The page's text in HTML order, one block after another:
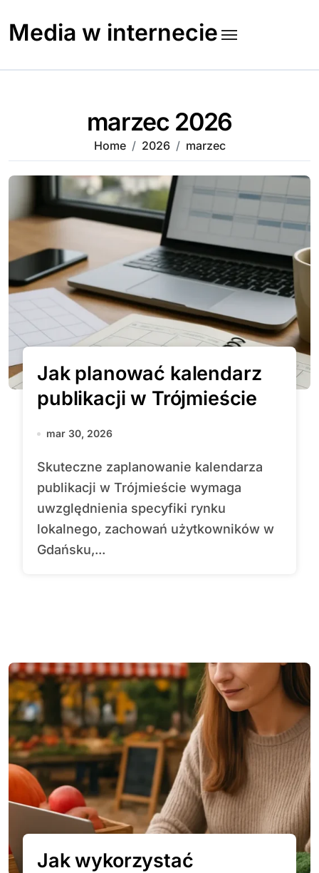
content
Media w internecie
marzec 2026
Home 2026 marzec
Jak planować kalendarz
publikacji w Trójmieście
mar 30, 2026
Skuteczne zaplanowanie kalendarza
publikacji w Trójmieście wymaga
uwzględnienia specyfiki rynku
lokalnego, zachowań użytkowników w
Gdańsku,...
Jak wykorzystać